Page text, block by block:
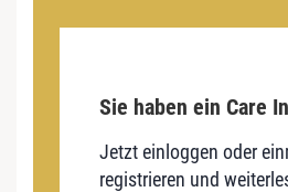
Sie haben ein Care
Jetzt einloggen oder
registrieren und